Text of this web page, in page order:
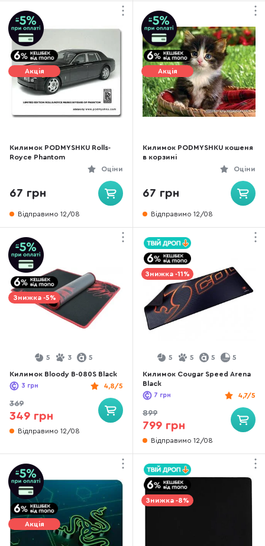
Акція
Килимок PODMYSHKU Rolls-
Royce Phantom
Оціни
67 грн
Відправимо 12/08
Акція
Килимок PODMYSHKU кошеня
в корзині
Оціни
67 грн
Відправимо 12/08
Знижка -5%
5 3 5
Килимок Bloody B-080S Black
4,8/5
3 грн
369
349 грн
Відправимо 12/08
Знижка -11%
5 5 5 5
Килимок Cougar Speed Arena
Black
4,7/5
7 грн
899
799 грн
Відправимо 12/08
Акція
Знижка -8%